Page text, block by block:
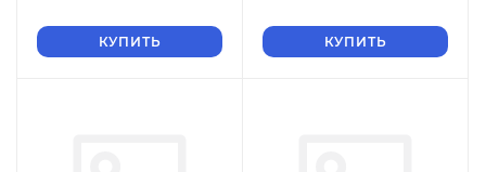
КУПИТЬ КУПИТЬ